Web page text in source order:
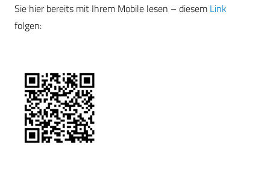
Sie hier bereits mit Ihrem Mobile lesen – diesem Link
folgen: